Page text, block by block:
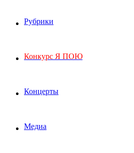
Рубрики
Конкурс Я ПОЮ
Концерты
Медиа